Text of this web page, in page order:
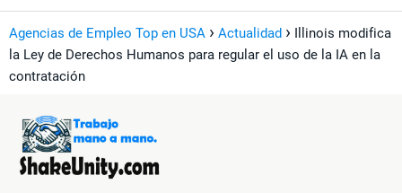
Agencias de Empleo Top en USA Actualidad
Illinois modifica
la Ley de Derechos Humanos para regular el uso de la IA en la
contratación